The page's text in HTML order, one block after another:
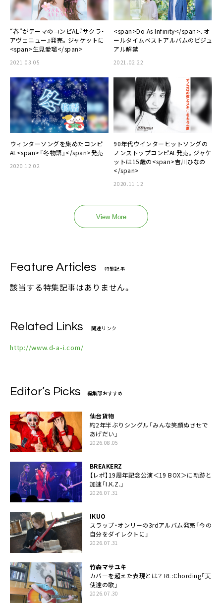
“春”がテーマのコンピAL『サクラ・
アヴェニュー』発売。ジャケットに
<span>生見愛瑠</span>
2021.03.05
<span>Do As Infinity</span>、オ
ールタイムベストアルバムのビジュ
アル解禁
2021.02.22
ウィンターソングを集めたコンピ
AL<span>『冬物語』</span>発売
2020.12.02
90年代ウインターヒットソングの
ノンストップコンピAL発売。ジャケ
ットは15歳の<span>吉川ひなの
</span>
2020.11.12
View More
Feature Articles 特集記事
該当する特集記事はありません。
Related Links 関連リンク
http://www.d-a-i.com/
Editor’s Picks 編集部おすすめ
仙台貨物
約2年半ぶりシングル「みんな笑顔ぬさせで
あげだい」
2026.08.05
BREAKERZ
【レポ】19周年記念公演＜19 BOX＞に軌跡と
加速「I.K.Z.」
2026.07.31
IKUO
スラップ・オンリーの3rdアルバム発売「今の
自分をダイレクトに」
2026.07.31
竹森マサユキ
カバーを超えた表現とは？ RE:Chording「天
使達の歌」
2026.07.30